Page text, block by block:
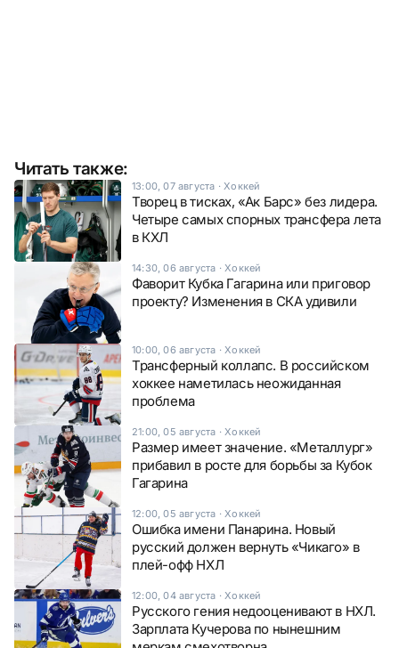
Читать также:
13:00, 07 августа ·Хоккей
Творец в тисках, «Ак Барс» без лидера.
Четыре самых спорных трансфера лета
в КХЛ
14:30, 06 августа ·Хоккей
Фаворит Кубка Гагарина или приговор
проекту? Изменения в СКА удивили
10:00, 06 августа ·Хоккей
Трансферный коллапс. В российском
хоккее наметилась неожиданная
проблема
21:00, 05 августа ·Хоккей
Размер имеет значение. «Металлург»
прибавил в росте для борьбы за Кубок
Гагарина
12:00, 05 августа ·Хоккей
Ошибка имени Панарина. Новый
русский должен вернуть «Чикаго» в
плей-офф НХЛ
12:00, 04 августа ·Хоккей
Русского гения недооценивают в НХЛ.
Зарплата Кучерова по нынешним